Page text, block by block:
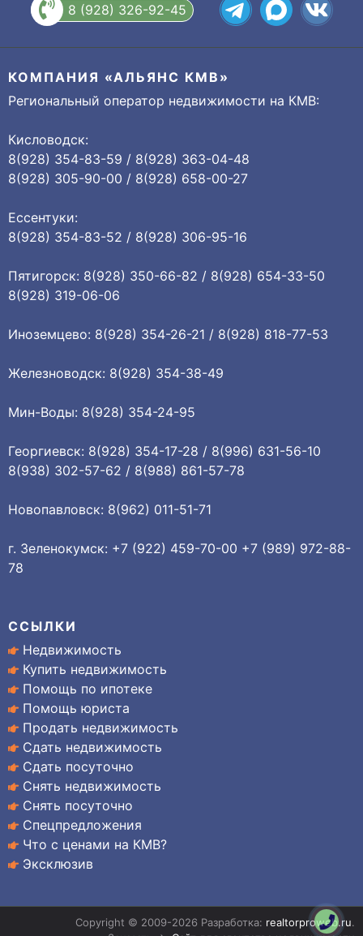
8 (928) 326-92-45
КОМПАНИЯ «АЛЬЯНС КМВ»
Региональный оператор недвижимости на КМВ:
Кисловодск:
8(928) 354-83-59 / 8(928) 363-04-48
8(928) 305-90-00 / 8(928) 658-00-27
Ессентуки:
8(928) 354-83-52 / 8(928) 306-95-16
Пятигорск: 8(928) 350-66-82 / 8(928) 654-33-50
8(928) 319-06-06
Иноземцево: 8(928) 354-26-21 / 8(928) 818-77-53
Железноводск: 8(928) 354-38-49
Мин-Воды: 8(928) 354-24-95
Георгиевск: 8(928) 354-17-28 / 8(996) 631-56-10
8(938) 302-57-62 / 8(988) 861-57-78
Новопавловск: 8(962) 011-51-71
г. Зеленокумск: +7 (922) 459-70-00 +7 (989) 972-88-
78
ССЫЛКИ
Недвижимость
Купить недвижимость
Помощь по ипотеке
Помощь юриста
Продать недвижимость
Сдать недвижимость
Сдать посуточно
Снять недвижимость
Снять посуточно
Спецпредложения
Что с ценами на КМВ?
Эксклюзив
Copyright © 2009-2026 Разработка: realtorproweb.ru.